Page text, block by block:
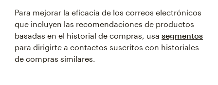
Para mejorar la eficacia de los correos electrónicos
que incluyen las recomendaciones de productos
basadas en el historial de compras, usa segmentos
para dirigirte a contactos suscritos con historiales
de compras similares.